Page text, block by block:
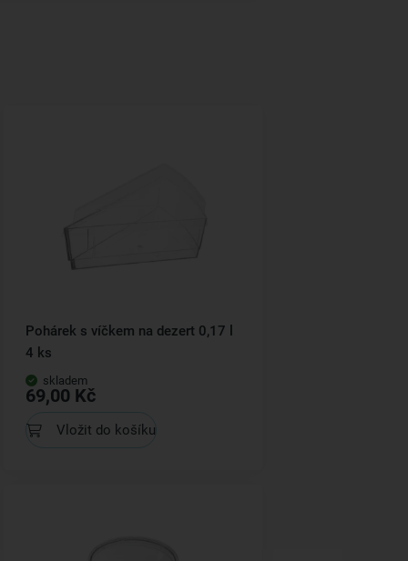
Pohárek s víčkem na dezert 0,17 l
4 ks
skladem
69,00 Kč
Vložit do košíku